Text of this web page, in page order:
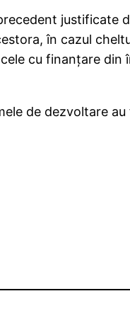
justificate
în cazul
cu finanţare din
de dezvoltare au